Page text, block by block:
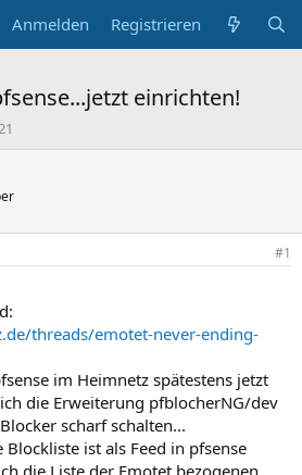
Anmelden Registrieren
einrichten!
#1
threads/emotet-never-ending-
im Heimnetz spätestens jetzt
die Erweiterung pfblocherNG/dev
scharf schalten...
ist als Feed in pfsense
die Liste der Emotet bezogenen